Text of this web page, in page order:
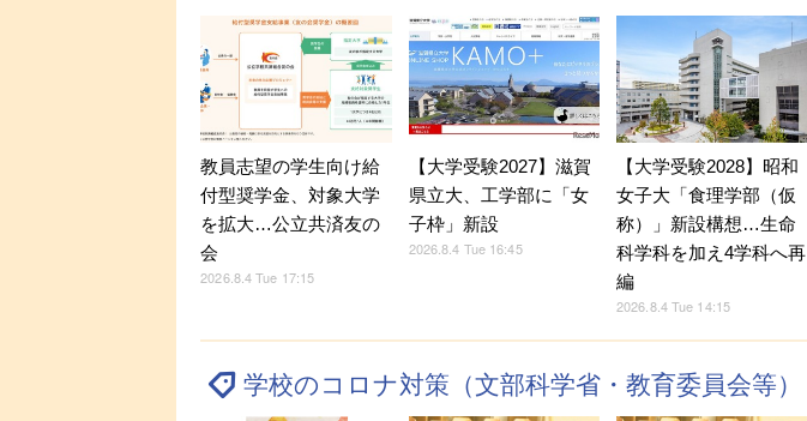
教員志望の学生向け給
付型奨学金、対象大学
を拡大…公立共済友の
会
2026.8.4 Tue 17:15
【大学受験2027】滋賀
県立大、工学部に「女
子枠」新設
2026.8.4 Tue 16:45
【大学受験2028】昭和
女子大「食理学部（仮
称）」新設構想…生命
科学科を加え4学科へ再
編
2026.8.4 Tue 14:15
学校のコロナ対策（文部科学省・教育委員会等）